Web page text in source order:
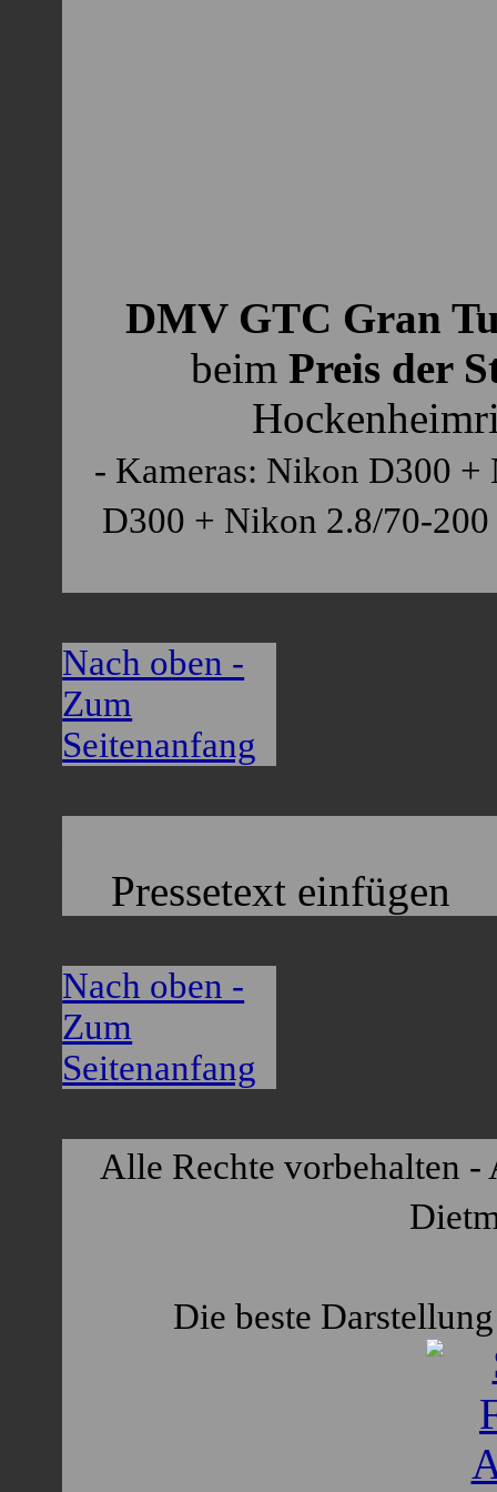
DMV GTC Gran
beim Preis der
- Kameras: Nikon D300
D300 + Nikon 2.8/70-
Nach oben -
Zum
Seitenanfang
Pressetext einfügen
Nach oben -
Zum
Seitenanfang
Alle Rechte vorbehalten
Die beste